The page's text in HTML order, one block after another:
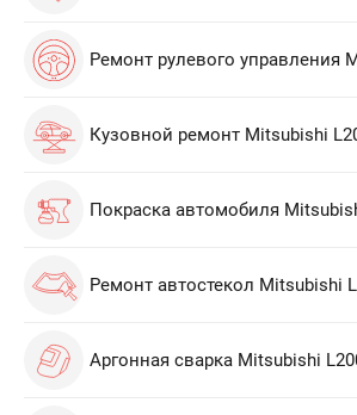
Ремонт рулевого управления
Кузовной ремонт Mitsubishi
Покраска автомобиля
Ремонт автостекол Mitsubishi
Аргонная сварка Mitsubishi